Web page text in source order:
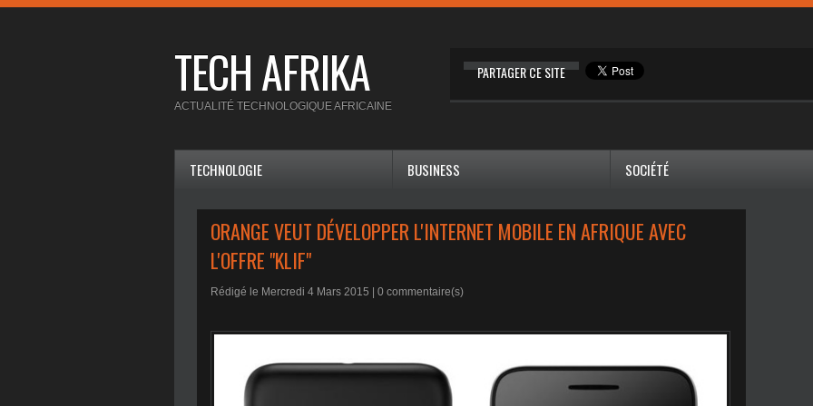
TECH AFRIKA PARTAGER CE SITE
ACTUALITÉ TECHNOLOGIQUE AFRICAINE
TECHNOLOGIE BUSINESS SOCIÉTÉ
ORANGE VEUT DÉVELOPPER L'INTERNET MOBILE EN AFRIQUE AVEC
L'OFFRE "KLIF"
Rédigé le Mercredi 4 Mars 2015 | 0 commentaire(s)